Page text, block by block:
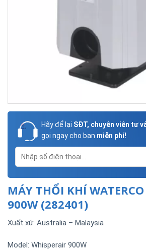
Hãy để lại SĐT, chuyên viên tư
gọi ngay cho bạn miễn phí!
MÁY THỔI KHÍ
900W (282401)
Xuất xứ: Australia – Malaysia
Model: Whisperair 900W